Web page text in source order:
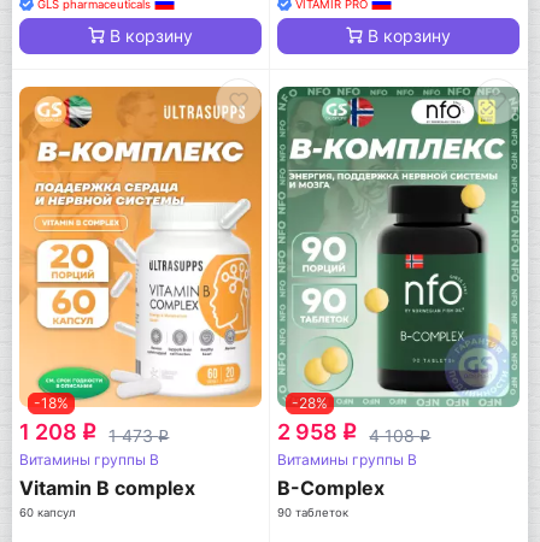
GLS pharmaceuticals
В корзину
VITAMIR PRO
В корзину
-18%
1 208 q 1 473q
Витамины группы B
Vitamin B complex
60 капсул
-28%
2 958 q 4 108q
Витамины группы B
B-Complex
90 таблеток